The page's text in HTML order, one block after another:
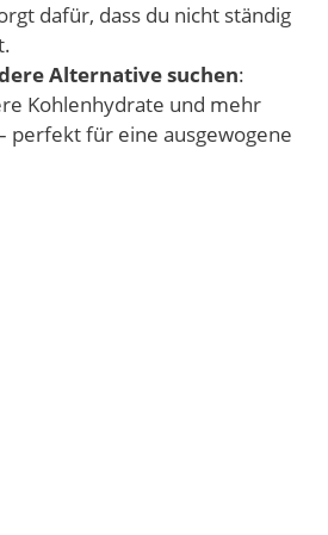
dafür, dass du nicht ständig
Alternative suchen:
Kohlenhydrate und mehr
perfekt für eine ausgewogene